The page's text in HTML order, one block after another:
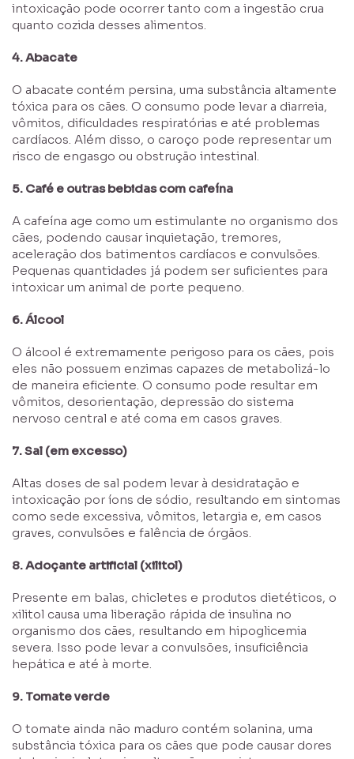
intoxicação pode ocorrer tanto com a ingestão crua
quanto cozida desses alimentos.
4. Abacate
O abacate contém persina, uma substância altamente
tóxica para os cães. O consumo pode levar a diarreia,
vômitos, dificuldades respiratórias e até problemas
cardíacos. Além disso, o caroço pode representar um
risco de engasgo ou obstrução intestinal.
5. Café e outras bebidas com cafeína
A cafeína age como um estimulante no organismo dos
cães, podendo causar inquietação, tremores,
aceleração dos batimentos cardíacos e convulsões.
Pequenas quantidades já podem ser suficientes para
intoxicar um animal de porte pequeno.
6. Álcool
O álcool é extremamente perigoso para os cães, pois
eles não possuem enzimas capazes de metabolizá-lo
de maneira eficiente. O consumo pode resultar em
vômitos, desorientação, depressão do sistema
nervoso central e até coma em casos graves.
7. Sal (em excesso)
Altas doses de sal podem levar à desidratação e
intoxicação por íons de sódio, resultando em sintomas
como sede excessiva, vômitos, letargia e, em casos
graves, convulsões e falência de órgãos.
8. Adoçante artificial (xilitol)
Presente em balas, chicletes e produtos dietéticos, o
xilitol causa uma liberação rápida de insulina no
organismo dos cães, resultando em hipoglicemia
severa. Isso pode levar a convulsões, insuficiência
hepática e até à morte.
9. Tomate verde
O tomate ainda não maduro contém solanina, uma
substância tóxica para os cães que pode causar dores